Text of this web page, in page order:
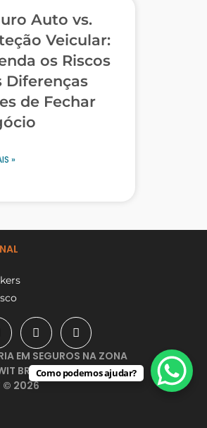
Auto vs.
Veicular:
os Riscos
Diferenças
de Fechar
»
EM SEGUROS NA ZONA
BROKERS -
© 2026
Como podemos ajudar?